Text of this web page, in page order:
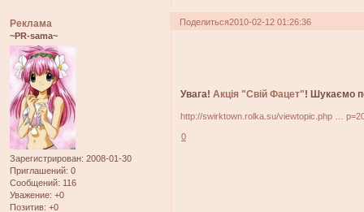
Поделиться2010-02-12 01:26:36
Реклама
~PR-sama~
Зарегистрирован: 2008-01-30
Приглашений: 0
Сообщений: 116
Уважение: +0
Позитив: +0
Увага!Акція "Свій Фацет"! Шукаємо
http://swirktown.rolka.su/viewtopic.php …
0